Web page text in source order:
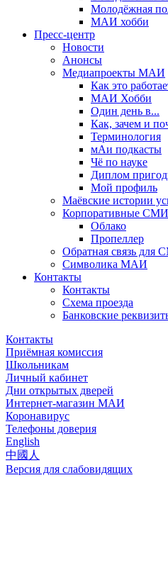
Молодёжная
МАИ хобби
Пресс-центр
Новости
Анонсы
Медиапроекты МАИ
Как это
МАИ Хобби
Один день в...
Как, зачем и
Терминология
мАи подкасты
Чё по науке
Диплом
Мой профиль
Маёвские истории
Корпоративные СМИ
Облако
Пропеллер
Обратная связь для
Символика МАИ
Контакты
Контакты
Схема проезда
Банковские
Контакты
Приёмная комиссия
Школьникам
Личный кабинет
Дни открытых дверей
Интернет-магазин МАИ
Коронавирус
Телефоны доверия
English
中國人
Версия для слабовидящих